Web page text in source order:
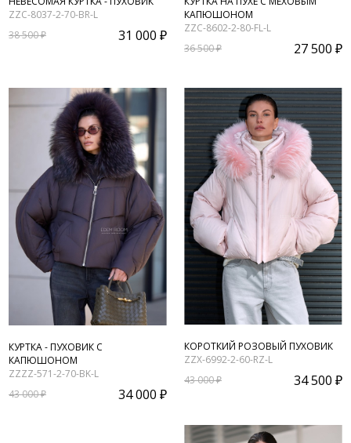
ZZC-8037-2-70-BR-L
38 500 ₽
31 000 ₽
КАПЮШОНОМ
ZZC-8602-2-80-FL-L
36 500 ₽
27 500 ₽
КУРТКА - ПУХОВИК С
КАПЮШОНОМ
ZZZZ-571-2-70-BK-L
43 000 ₽
34 000 ₽
КОРОТКИЙ РОЗОВЫЙ ПУХОВИК
ZZX-6992-2-60-RZ-L
43 000 ₽
34 500 ₽